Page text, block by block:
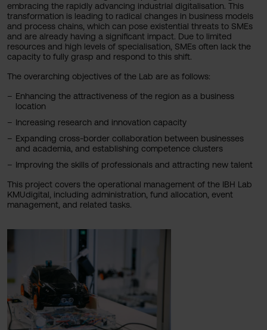
embracing the rapidly advancing industrial digitalisation. This
transformation is leading to radical changes in business models
and process chains, which can pose existential threats to SMEs
and are already having a significant impact. Due to limited
resources and high levels of specialisation, SMEs often lack the
capacity to fully grasp and respond to this shift.
The overarching objectives of the Lab are as follows:
Enhancing the attractiveness of the region as a business
location
Increasing research and innovation capacity
Expanding cross-border collaboration between businesses
and academia, and establishing competence clusters
Improving the skills of professionals and attracting new talent
This project covers the operational management of the IBH Lab
KMUdigital, including administration, fund allocation, event
management, and related tasks.